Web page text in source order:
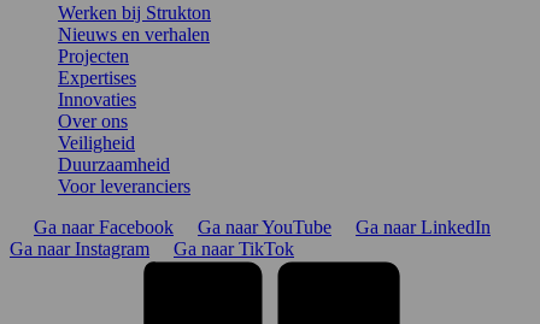
Werken bij Strukton
Nieuws en verhalen
Projecten
Expertises
Innovaties
Over ons
Veiligheid
Duurzaamheid
Voor leveranciers
Ga naar Facebook
Ga naar YouTube
Ga naar LinkedIn
Ga naar Instagram
Ga naar TikTok